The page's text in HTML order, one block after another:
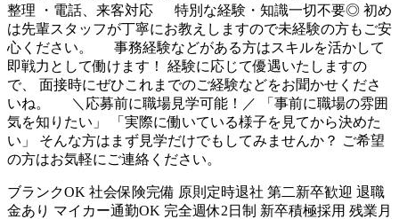
整理 ・電話、来客対応 特別な経験・知識一切不要◎ 初め
は先輩スタッフが丁寧にお教えしますので未経験の方もご安
心ください。 事務経験などがある方はスキルを活かして
即戦力として働けます！ 経験に応じて優遇いたしますの
で、 面接時にぜひこれまでのご経験などをお聞かせくださ
いね。 ＼応募前に職場見学可能！／ 「事前に職場の雰囲
気を知りたい」 「実際に働いている様子を見てから決めた
い」 そんな方はまず見学だけでもしてみませんか？ ご希望
の方はお気軽にご連絡ください。
ブランクOK 社会保険完備 原則定時退社 第二新卒歓迎 退職
金あり マイカー通勤OK 完全週休2日制 新卒積極採用 残業月